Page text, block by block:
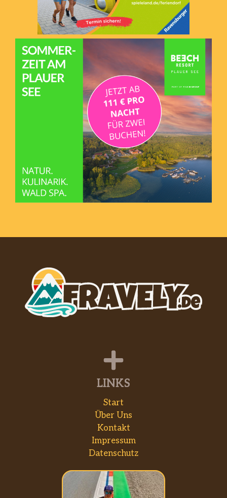
LINKS
Start
Über Uns
Kontakt
Impressum
Datenschutz